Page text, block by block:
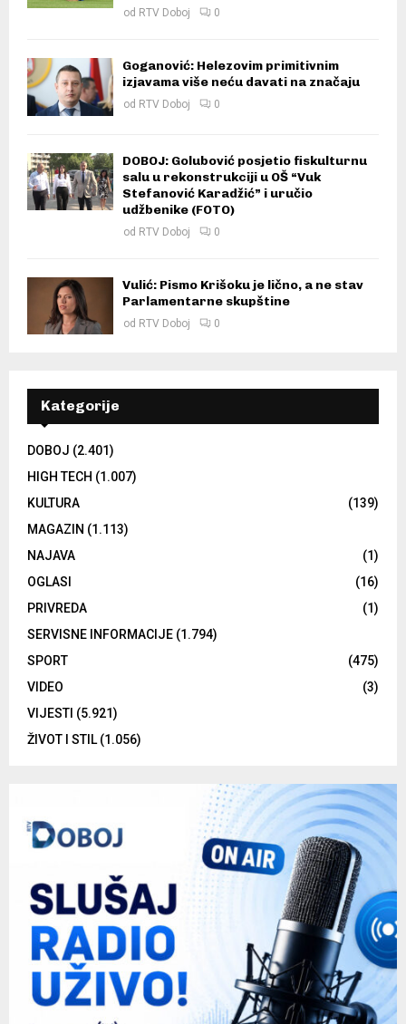
od RTV Doboj 0
Goganović: Helezovim primitivnim
izjavama više neću davati na značaju
od RTV Doboj 0
DOBOJ: Golubović posjetio fiskulturnu
salu u rekonstrukciji u OŠ “Vuk
Stefanović Karadžić” i uručio
udžbenike (FOTO)
od RTV Doboj 0
Vulić: Pismo Krišoku je lično, a ne stav
Parlamentarne skupštine
od RTV Doboj 0
Kategorije
DOBOJ (2.401)
HIGH TECH (1.007)
KULTURA
(139)
MAGAZIN (1.113)
NAJAVA
(1)
OGLASI
(16)
PRIVREDA
(1)
SERVISNE INFORMACIJE (1.794)
SPORT
(475)
VIDEO
(3)
VIJESTI (5.921)
ŽIVOT I STIL (1.056)